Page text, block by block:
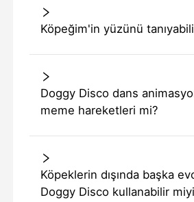
Köpeğim'in yüzünü
Doggy Disco dans
meme hareketleri mi?
Köpeklerin dışında başka
Doggy Disco kullanabilir